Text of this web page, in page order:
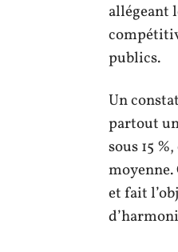
allégeant
publics.
Un
partout
sous 15
moyenne.
et fait